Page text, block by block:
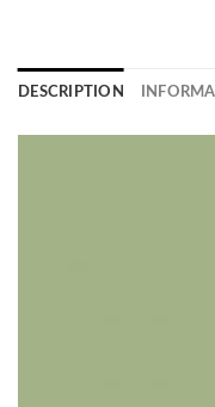
DESCRIPTION